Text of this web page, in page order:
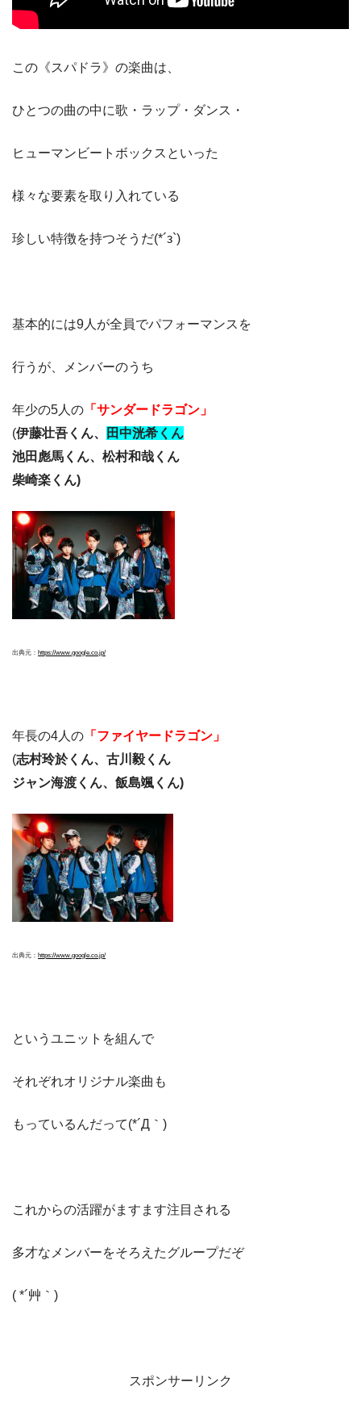
この《スパドラ》の楽曲は、
ひとつの曲の中に歌・ラップ・ダンス・
ヒューマンビートボックスといった
様々な要素を取り入れている
珍しい特徴を持つそうだ(*´з`)
基本的には9人が全員でパフォーマンスを
行うが、メンバーのうち
年少の5人の 「サンダードラゴン」
(伊藤壮吾くん、
田中洸希くん
池田彪馬くん、松村和哉くん
柴崎楽くん)
出典元： https://www.google.co.jp/
年長の4人の 「ファイヤードラゴン」
(志村玲於くん、古川毅くん
ジャン海渡くん、飯島颯くん)
出典元： https://www.google.co.jp/
というユニットを組んで
それぞれオリジナル楽曲も
もっているんだって(*´Д｀)
これからの活躍がますます注目される
多才なメンバーをそろえたグループだぞ
( *´艸｀)
スポンサーリンク